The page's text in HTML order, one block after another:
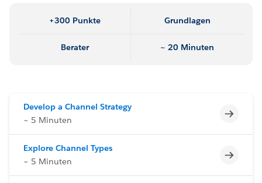
+300 Punkte Grundlagen
Berater ~ 20 Minuten
Develop a Channel Strategy
~ 5 Minuten
Explore Channel Types
~ 5 Minuten